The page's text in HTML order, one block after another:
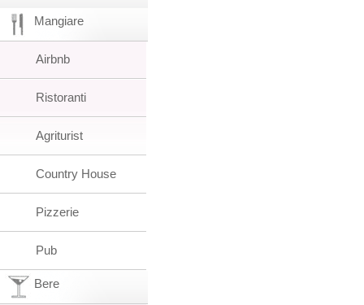
Mangiare
Airbnb
Ristoranti
Agriturist
Country House
Pizzerie
Pub
Bere